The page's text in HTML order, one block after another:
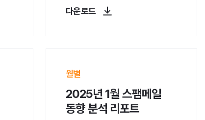
다운로드
월별
2025년 1월 스팸메일
동향 분석 리포트